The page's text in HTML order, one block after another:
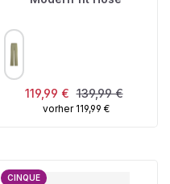
FARBE
Verkaufspreis:
119,99 € Regulärer Preis:
139,99 €
vorher 119,99 €
CINQUE